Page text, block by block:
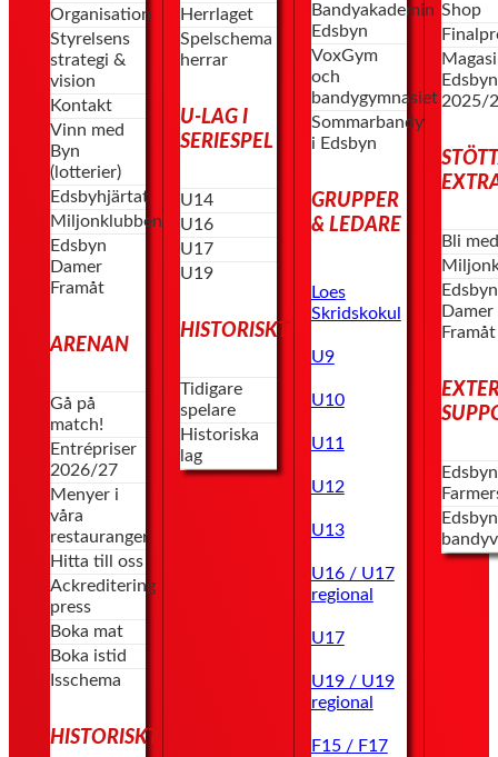
Organisation
Styrelsens
strategi &
vision
Kontakt
Vinn med
Byn
(lotterier)
Edsbyhjärtat
Miljonklubben
Edsbyn
Damer
Framåt
ARENAN
Gå på
match!
Entrépriser
2026/27
Menyer i
våra
restauranger
Hitta till oss
Ackreditering
press
Boka mat
Boka istid
Isschema
HISTORISKT
Herrlaget
Spelschema
herrar
U-LAG I
SERIESPEL
U14
U16
U17
U19
HISTORISKT
Tidigare
spelare
Historiska
lag
Bandyakademin
Edsbyn
VoxGym
och
bandygymnasiet
Sommarbandy
i Edsbyn
GRUPPER
& LEDARE
Loes
Skridskokul
U9
U10
U11
U12
U13
U16 / U17
regional
U17
U19 / U19
regional
F15 / F17
Shop
Edsbyn
2025/
Bli
Edsbyn
Damer
Framåt